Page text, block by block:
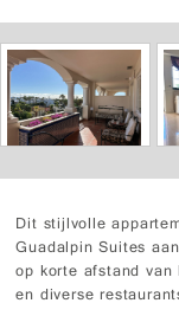
Dit stijlvolle
Guadalpin Suites
op korte afstand
en diverse